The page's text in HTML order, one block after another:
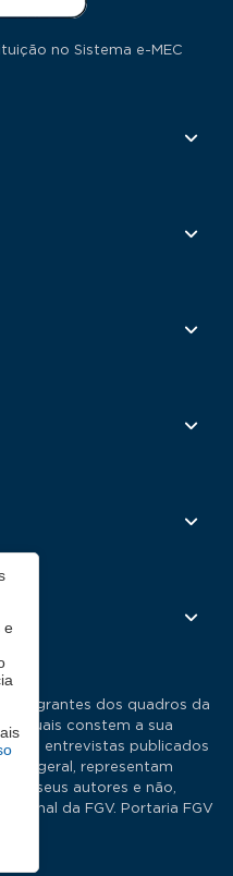
no Sistema e-MEC
integrantes dos quadros da
quais constem a sua
e entrevistas publicados
em geral, representam
seus autores e não,
da FGV. Portaria FGV
e